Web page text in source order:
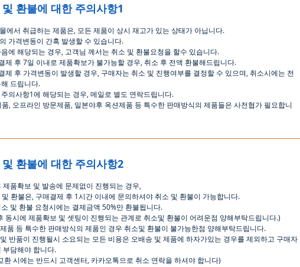
환불에 대한 주의사항1
에서 취급하는 제품은, 모든 제품이 상시 재고가 있는 상태가 아닙니다.
가격변동이 간혹 발생할 수 있습니다.
에 해당되는 경우, 고객님 께서는 취소 및 환불요청을 할수 있습니다.
제 후 7일 이내로 제품확보가 불가능할 경우, 취소 후 전액 환불해드립니다.
제 후 가격변동이 발생할 경우, 구매자는 취소 및 진행여부를 결정할 수 있으며, 취소시에는 전
드립니다.
의사항1에 해당되는 경우, 메일로 별도 연락드립니다.
, 오프라인 방문제품, 일본야후 옥션제품 등 특수한 판매방식의 제품들은 사전협가 필요합니
환불에 대한 주의사항2
제품확보 및 발송에 문제없이 진행되는 경우,
및 환불은, 구매결제 후 1시간 이내에 문의하셔야 취소 및 환불이 가능합니다.
및 환불 요청시에는 결제금액 50%만 환불됩니다.
동시에 제품확보 및 셋팅이 진행되는 관계로 취소및 환불이 어려운점 양해부탁드립니다.)
품 등 특수한 판매방식의 제품인 경우 취소및 환불이 불가능한점 양해부탁드립니다.
반품이 진행될시 소요되는 모든 비용은 오배송 및 제품에 하자가있는 경우를 제외하고 구매자
부담해야 합니다.
환 시에는 반드시 고객센터, 카카오톡으로 취소 연락을 하셔야 합니다)